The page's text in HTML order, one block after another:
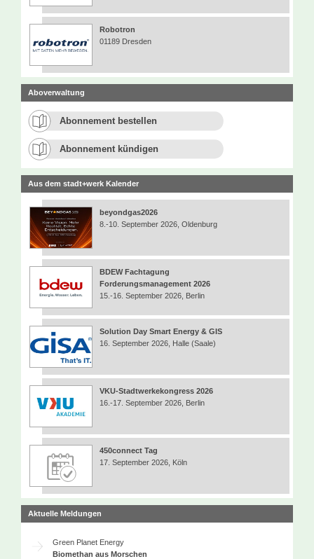
Robotron
01189 Dresden
Aboverwaltung
Abonnement bestellen
Abonnement kündigen
Aus dem stadt+werk Kalender
beyondgas2026
8.-10. September 2026, Oldenburg
BDEW Fachtagung
Forderungsmanagement 2026
15.-16. September 2026, Berlin
Solution Day Smart Energy & GIS
16. September 2026, Halle (Saale)
VKU-Stadtwerkekongress 2026
16.-17. September 2026, Berlin
450connect Tag
17. September 2026, Köln
Aktuelle Meldungen
Green Planet Energy
Biomethan aus Morschen